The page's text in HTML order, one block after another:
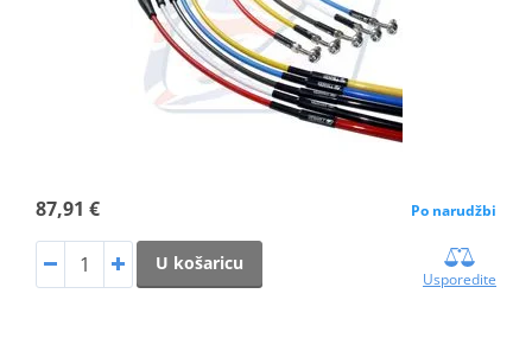
87,91 € Po narudžbi
U košaricu
Usporedite